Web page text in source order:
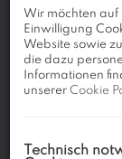
Wir möchten
Einwilligung
Website sowie
die dazu
Informationen
unserer Cookie
Technisch